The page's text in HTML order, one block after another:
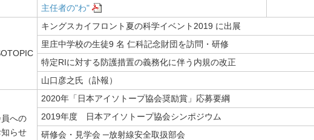
主任者の"わ"
キングスカイフロント夏の科学イベント2019 に出展
里庄中学校の生徒9 名 仁科記念財団を訪問・研修
特定RIに対する防護措置の義務化に伴う内規の改正
山口彦之氏（訃報）
への
知らせ
2020年「日本アイソトープ協会奨励賞」応募要綱
2019年度 日本アイソトープ協会シンポジウム
研修会・見学会 ─放射線安全取扱部会